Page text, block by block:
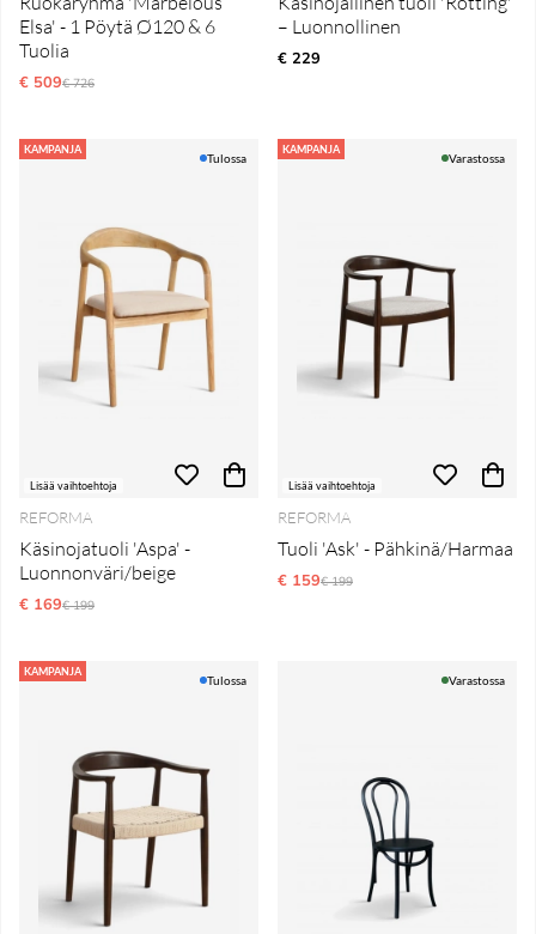
Elsa' - 1 Pöytä Ø120 & 6
Tuolia
€ 509Normaali hinta
€ 726
– Luonnollinen
€ 229
KAMPANJA
Lisää vaihtoehtoja
Tulossa
REFORMA
Käsinojatuoli 'Aspa' -
Luonnonväri/beige
€ 169Normaali hinta
€ 199
KAMPANJA
Lisää vaihtoehtoja
Varastossa
REFORMA
Tuoli 'Ask' - Pähkinä/Harmaa
€ 159Normaali hinta
€ 199
KAMPANJA
Tulossa Varastossa